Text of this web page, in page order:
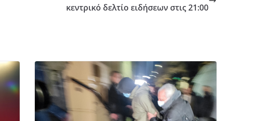
κεντρικό δελτίο ειδήσεων στις 21:00